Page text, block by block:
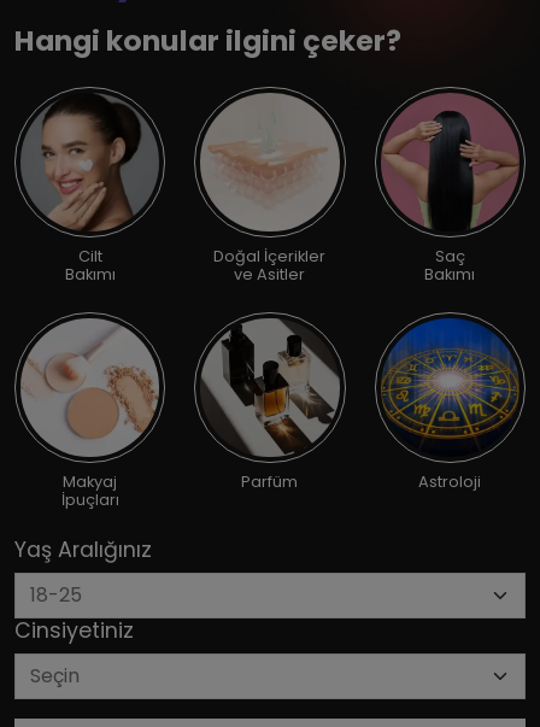
Hangi konular ilgini çeker?
Cilt
Bakımı
Doğal İçerikler
ve Asitler
Saç
Bakımı
Makyaj
İpuçları
Parfüm Astroloji
Yaş Aralığınız
Cinsiyetiniz